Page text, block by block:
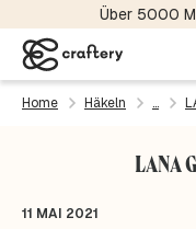
Über 5000
Home Häkeln
LANA
11 MAI 2021